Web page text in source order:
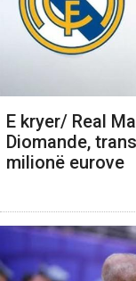
E kryer/ Real
Diomande,
milionë eurove